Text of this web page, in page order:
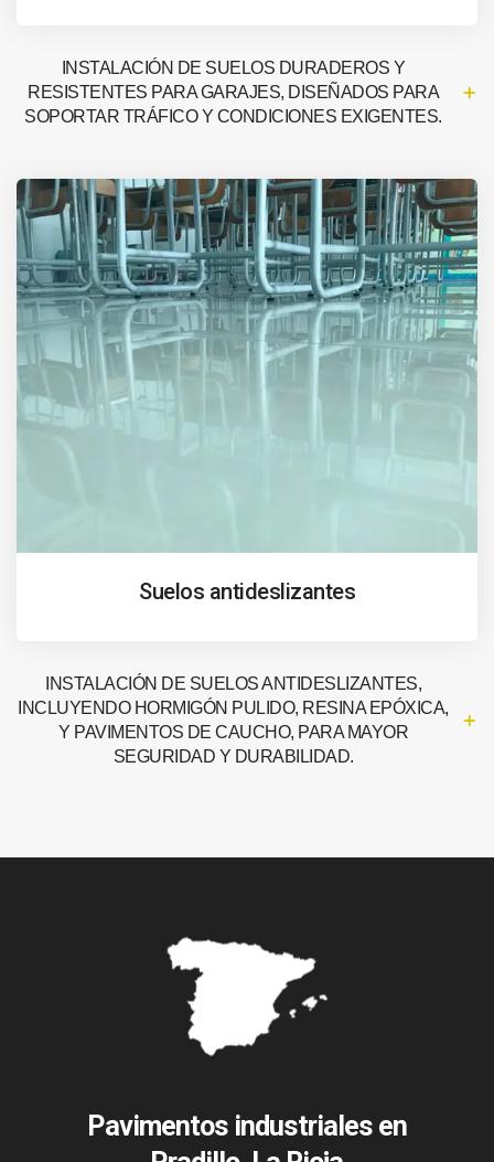
INSTALACIÓN DE SUELOS DURADEROS Y
RESISTENTES PARA GARAJES, DISEÑADOS PARA
SOPORTAR TRÁFICO Y CONDICIONES EXIGENTES.
Suelos antideslizantes
INSTALACIÓN DE SUELOS ANTIDESLIZANTES,
INCLUYENDO HORMIGÓN PULIDO, RESINA EPÓXICA,
Y PAVIMENTOS DE CAUCHO, PARA MAYOR
SEGURIDAD Y DURABILIDAD.
Pavimentos industriales en